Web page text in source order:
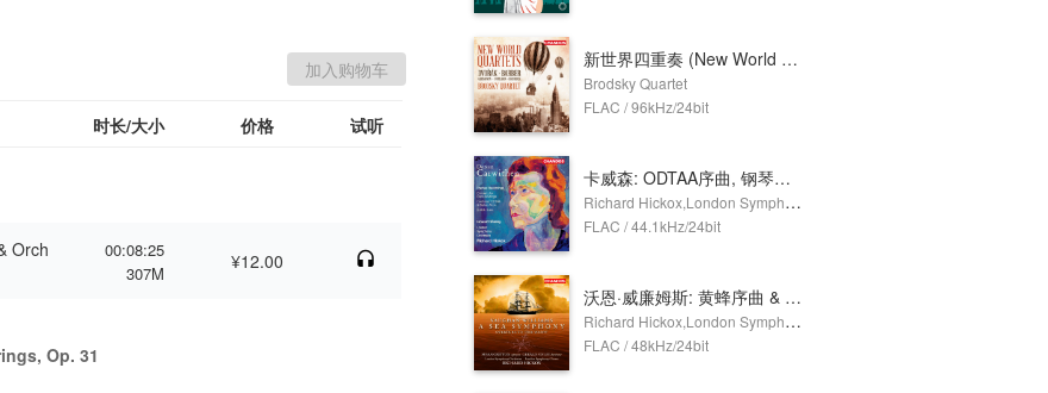
时长/大小 价格 试听
Orch
00:08:25
307M
¥12.00
Op. 31
新世界四重奏 (New World Quartets)
Brodsky Quartet
FLAC / 96kHz/24bit
卡威森: ODTAA序曲, 钢琴协奏曲, 比肖普岩序曲 & 萨福克组曲
Richard Hickox,London Symphony Orchestra,Howard Shelley
FLAC / 44.1kHz/24bit
沃恩·威廉姆斯: 黄蜂序曲 & 海上交响曲
Richard Hickox,London Symphony Orchestra,Susan Gritton,Gerald Finley,London Symphony Chorus
FLAC / 48kHz/24bit